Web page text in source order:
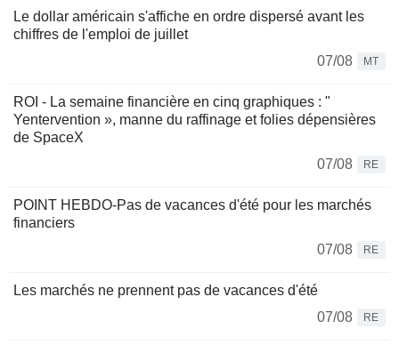
Le dollar américain s'affiche en ordre dispersé avant les
chiffres de l'emploi de juillet
07/08
MT
ROI - La semaine financière en cinq graphiques : "
Yentervention », manne du raffinage et folies dépensières
de SpaceX
07/08
RE
POINT HEBDO-Pas de vacances d'été pour les marchés
financiers
07/08
RE
Les marchés ne prennent pas de vacances d'été
07/08
RE